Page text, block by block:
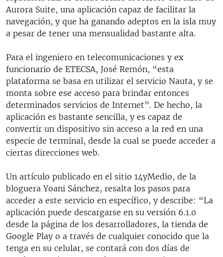
Aurora Suite, una aplicación capaz de facilitar la
navegación, y que ha ganando adeptos en la isla muy
a pesar de tener una mensualidad bastante alta.
Para el ingeniero en telecomunicaciones y ex
funcionario de ETECSA, José Remón, “esta
plataforma se basa en utilizar el servicio Nauta, y se
monta sobre ese acceso para brindar entonces
determinados servicios de Internet”. De hecho, la
aplicación es bastante sencilla, y es capaz de
convertir un dispositivo sin acceso a la red en una
especie de terminal, desde la cual se puede acceder a
ciertas direcciones web.
Un artículo publicado en el sitio 14yMedio, de la
bloguera Yoani Sánchez, resalta los pasos para
acceder a este servicio en específico, y describe: “La
aplicación puede descargarse en su versión 6.1.0
desde la página de los desarrolladores, la tienda de
Google Play o a través de cualquier conocido que la
tenga en su celular, se contará con dos días de